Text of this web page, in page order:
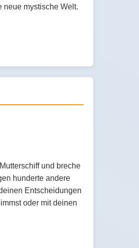
neue mystische Welt.
und breche
hunderte andere
Entscheidungen
oder mit deinen